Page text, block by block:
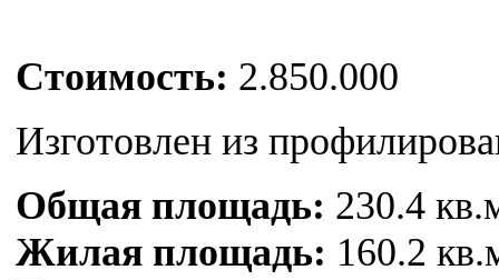
Cтоимость: 2.850.000
Изготовлен из
Общая площадь: 230.4
Жилая площадь: 160.2